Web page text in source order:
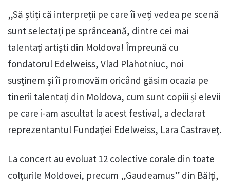
„Să știți că interpreții pe care îi veți vedea pe scenă
sunt selectați pe sprânceană, dintre cei mai
talentați artiști din Moldova! Împreună cu
fondatorul Edelweiss, Vlad Plahotniuc, noi
susținem și îi promovăm oricând găsim ocazia pe
tinerii talentați din Moldova, cum sunt copiii și elevii
pe care i-am ascultat la acest festival, a declarat
reprezentantul Fundaţiei Edelweiss, Lara Castraveţ.
La concert au evoluat 12 colective corale din toate
colţurile Moldovei, precum „Gaudeamus” din Bălţi,